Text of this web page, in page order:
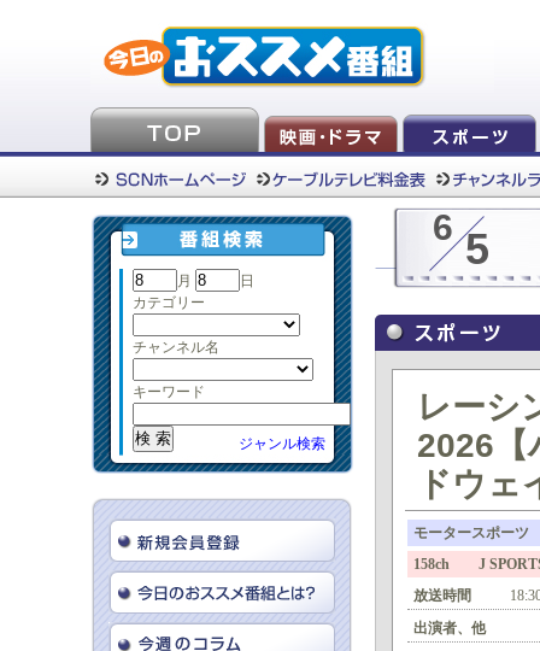
月
日
カテゴリー
チャンネル名
キーワード
ジャンル検索
6 5
レーシ
2026【
ドウェ
モータースポーツ
158ch J
放送時間
出演者、他